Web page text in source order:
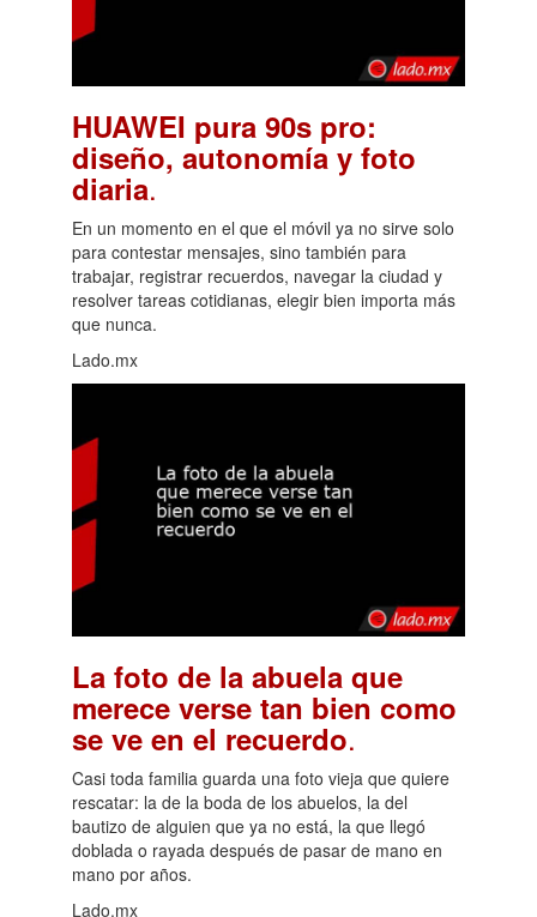
HUAWEI pura 90s pro:
diseño, autonomía y foto
diaria.
En un momento en el que el móvil ya no sirve solo
para contestar mensajes, sino también para
trabajar, registrar recuerdos, navegar la ciudad y
resolver tareas cotidianas, elegir bien importa más
que nunca.
Lado.mx
La foto de la abuela que
merece verse tan bien como
se ve en el recuerdo.
Casi toda familia guarda una foto vieja que quiere
rescatar: la de la boda de los abuelos, la del
bautizo de alguien que ya no está, la que llegó
doblada o rayada después de pasar de mano en
mano por años.
Lado.mx